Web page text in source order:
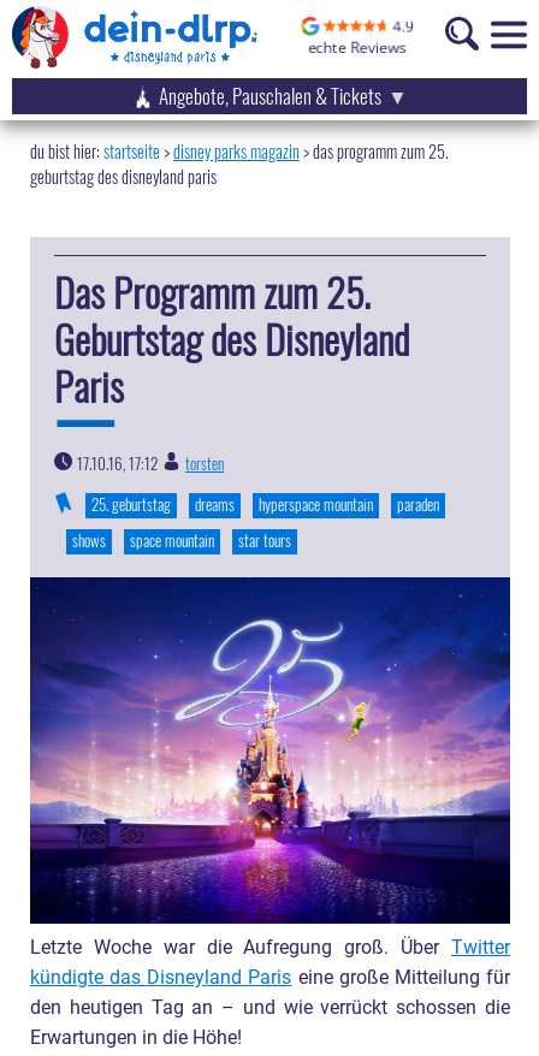
Angebote, Pauschalen & Tickets
startseite disney parks magazin>das programm zum 25.
geburtstag des disneyland paris
Das Programm zum 25.
Geburtstag des Disneyland
Paris
17.10.16, 17:12
torsten
25. geburtstag
dreams hyperspace mountain
paraden
shows
space mountain star tours
Letzte Woche war die Aufregung groß. Über Twitter
kündigte das Disneyland Paris eine große Mitteilung für
den heutigen Tag an – und wie verrückt schossen die
Erwartungen in die Höhe!